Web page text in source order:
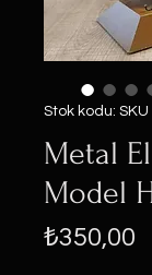
Stok kodu:
Metal El
Model
₺350,00